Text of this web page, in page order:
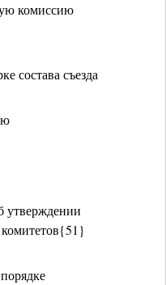
комиссию
состава съезда
утверждении
комитетов{51}